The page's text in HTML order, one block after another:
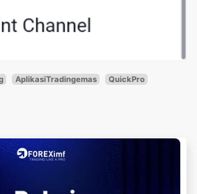
AplikasiTradingemas QuickPro